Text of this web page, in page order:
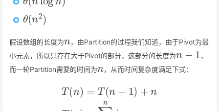
θ( n2
假设数组的长度为
，由Partition的过程我们知道，由于Pivot为最
小元素，所以只存在大于Pivot的部分，这部分的长度为
n −1
，
而一轮Partition需要的时间为
n
，从而时间复杂度满足下式：
1)+n n)=∑ 1n = n(
2)